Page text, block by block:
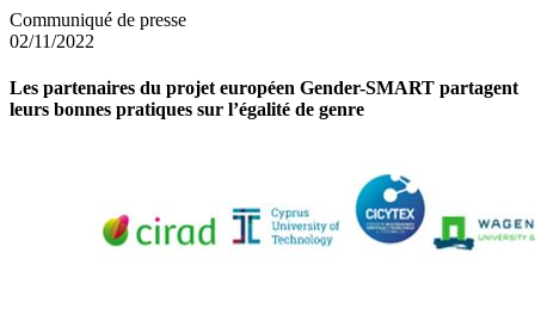
Communiqué de presse
02/11/2022
Les partenaires du projet européen Gender-SMART partagent
leurs bonnes pratiques sur l’égalité de genre